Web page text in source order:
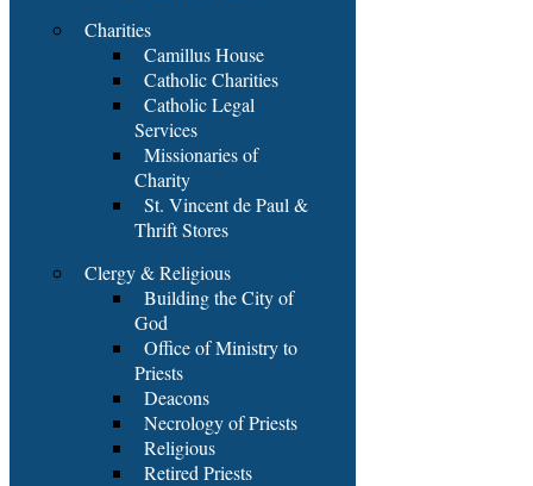
Charities
Camillus House
Catholic Charities
Catholic Legal
Services
Missionaries of
Charity
St. Vincent de Paul &
Thrift Stores
Clergy & Religious
Building the City of
God
Office of Ministry to
Priests
Deacons
Necrology of Priests
Religious
Retired Priests